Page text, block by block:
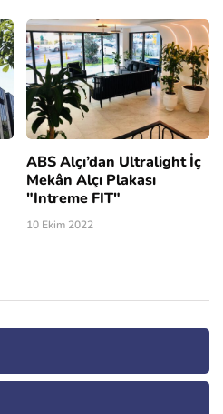
ABS Alçı’dan Ultralight İç
Mekân Alçı Plakası
"Intreme FIT"
10 Ekim 2022